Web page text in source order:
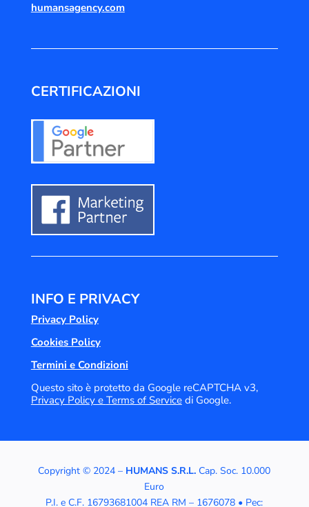
humansagency.com
CERTIFICAZIONI
INFO E PRIVACY
Privacy Policy
Cookies Policy
Termini e Condizioni
Questo sito è protetto da Google reCAPTCHA v3,
Privacy Policy e Terms of Servicedi Google.
Copyright © 2024 – HUMANS S.R.L. Cap. Soc. 10.000
Euro
P.I. e C.F. 16793681004 REA RM – 1676078 • Pec: